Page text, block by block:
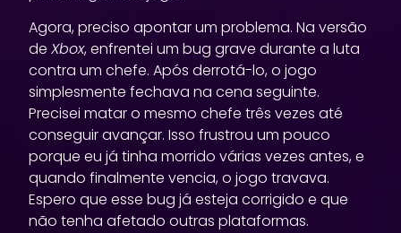
Agora, preciso apontar um problema. Na versão
deXbox, enfrentei um bug grave durante a luta
contra um chefe. Após derrotá-lo, o jogo
simplesmente fechava na cena seguinte.
Precisei matar o mesmo chefe três vezes até
conseguir avançar. Isso frustrou um pouco
porque eu já tinha morrido várias vezes antes, e
quando finalmente vencia, o jogo travava.
Espero que esse bug já esteja corrigido e que
não tenha afetado outras plataformas.